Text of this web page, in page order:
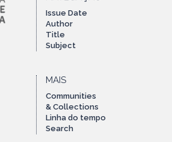
Issue Date
Author
Title
Subject
MAIS
Communities
& Collections
Linha do tempo
Search